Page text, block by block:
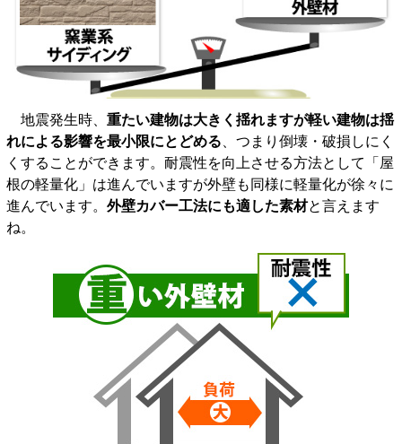
地震発生時、 重たい建物は大きく揺れますが軽い建物は揺
れによる影響を最小限にとどめる 、つまり倒壊・破損しにく
くすることができます。耐震性を向上させる方法として「屋
根の軽量化」は進んでいますが外壁も同様に軽量化が徐々に
進んでいます。 外壁カバー工法にも適した素材と言えます
ね。